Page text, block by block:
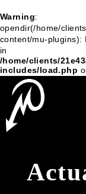
Warning:
opendir(/home/
content/mu-plugins):
in
/home/clients/
includes/load.php